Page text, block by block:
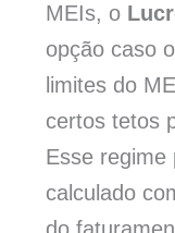
MEIs, o
opção caso
limites do
certos tetos
Esse regime
calculado